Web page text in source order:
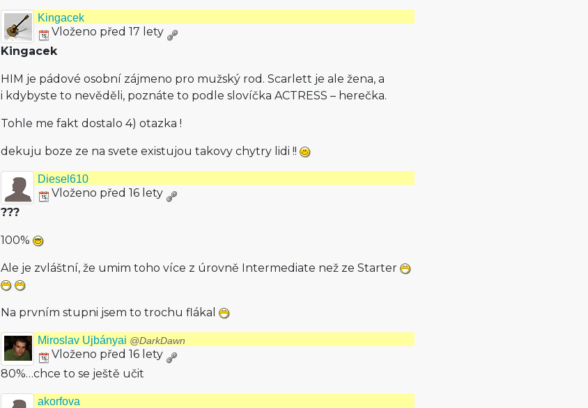
Kingacek
Vloženo před 17 lety
Kingacek
HIM je pádové osobní zájmeno pro mužský rod. Scarlett je ale žena, a
i kdybyste to nevěděli, poznáte to podle slovíčka ACTRESS – herečka.
Tohle me fakt dostalo 4) otazka !
dekuju boze ze na svete existujou takovy chytry lidi !!
Diesel610
Vloženo před 16 lety
???
100%
Ale je zvláštní, že umim toho více z úrovně Intermediate než ze Starter
Na prvním stupni jsem to trochu flákal
Miroslav Ujbányai @DarkDawn
Vloženo před 16 lety
80%…chce to se ještě učit
akorfova